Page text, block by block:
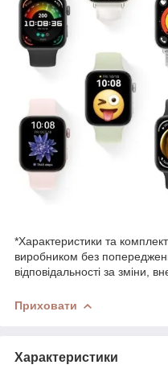
*Характеристики та
виробником без
відповідальності за зміни,
Приховати
Характеристики